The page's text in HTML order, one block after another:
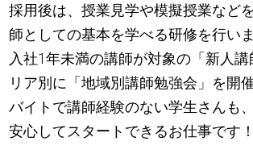
採用後は、授業見学や模擬授業など
師としての基本を学べる研修を行い
入社1年未満の講師が対象の「新人
リア別に「地域別講師勉強会」を開
バイトで講師経験のない学生さんも
安心してスタートできるお仕事です！